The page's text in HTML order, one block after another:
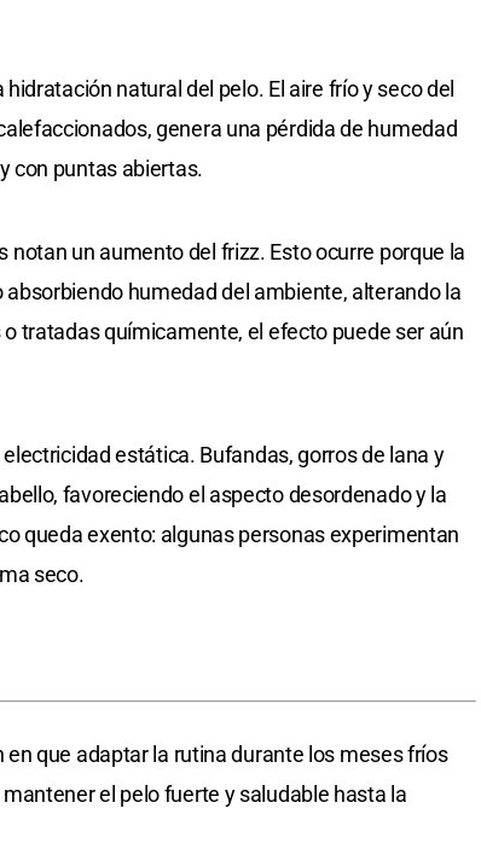
natural del pelo. El aire frío y seco del
genera una pérdida de humedad
con puntas abiertas.
un aumento del frizz. Esto ocurre porque la
humedad del ambiente, alterando la
tratadas químicamente, el efecto puede ser aún
estática. Bufandas, gorros de lana y
favoreciendo el aspecto desordenado y la
queda exento: algunas personas experimentan
seco.
que adaptar la rutina durante los meses fríos
el pelo fuerte y saludable hasta la